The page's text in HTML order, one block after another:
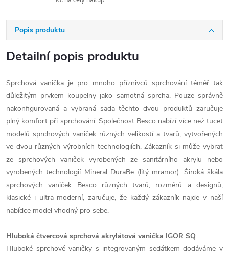
Popis produktu
Detailní popis produktu
Sprchová vanička je pro mnoho příznivců sprchování téměř tak
důležitým prvkem koupelny jako samotná sprcha. Pouze správně
nakonfigurovaná a vybraná sada těchto dvou produktů zaručuje
plný komfort při sprchování. Společnost Besco nabízí více než tucet
modelů sprchových vaniček různých velikostí a tvarů, vytvořených
ve dvou různých výrobních technologiích. Zákazník si může vybrat
ze sprchových vaniček vyrobených ze sanitárního akrylu nebo
vyrobených technologií Mineral DuraBe (litý mramor). Široká škála
sprchových vaniček Besco různých tvarů, rozměrů a designů,
klasické i ultra moderní, zaručuje, že každý zákazník najde v naší
nabídce model vhodný pro sebe.
Hluboká čtvercová sprchová akrylátová vanička IGOR SQ
Hluboké sprchové vaničky s integrovaným sedátkem dodáváme v